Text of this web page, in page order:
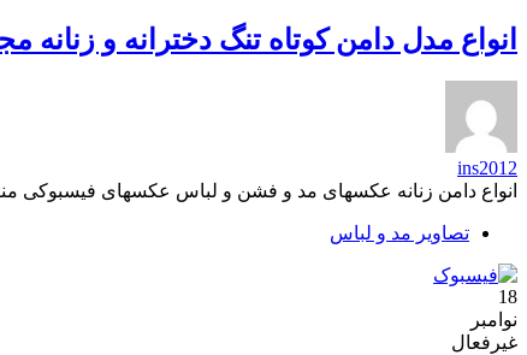
انواع مدل دامن کوتاه تنگ دخترانه و زنانه
ins2012
انواع دامن زنانه عکسهای مد و فشن و لباس عکسهای فیسبوکی
تصاویر مد و لباس
18
نوامبر
غیرفعال